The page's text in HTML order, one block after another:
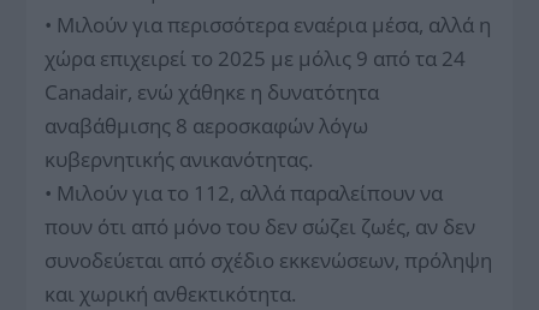
• Μιλούν για περισσότερα εναέρια μέσα, αλλά η
χώρα επιχειρεί το 2025 με μόλις 9 από τα 24
Canadair, ενώ χάθηκε η δυνατότητα
αναβάθμισης 8 αεροσκαφών λόγω
κυβερνητικής ανικανότητας.
• Μιλούν για το 112, αλλά παραλείπουν να
πουν ότι από μόνο του δεν σώζει ζωές, αν δεν
συνοδεύεται από σχέδιο εκκενώσεων, πρόληψη
και χωρική ανθεκτικότητα.